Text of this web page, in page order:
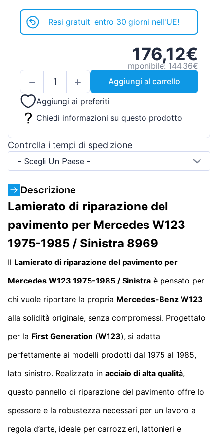
Resi gratuiti entro 30 giorni nell'UE!
176,12€
Imponibile: 144,36€
Aggiungi al carrello
Aggiungi ai preferiti
Chiedi informazioni su questo prodotto
Controlla i tempi di spedizione
- Scegli Un Paese -
Descrizione
Lamierato di riparazione del
pavimento per Mercedes W123
1975-1985 / Sinistra 8969
Il Lamierato di riparazione del pavimento per
Mercedes W123 1975-1985 / Sinistra è pensato per
chi vuole riportare la propria Mercedes-Benz W123
alla solidità originale, senza compromessi. Progettato
per la First Generation (W123), si adatta
perfettamente ai modelli prodotti dal 1975 al 1985,
lato sinistro. Realizzato in acciaio di alta qualità,
questo pannello di riparazione del pavimento offre lo
spessore e la robustezza necessari per un lavoro a
regola d’arte, ideale per carrozzieri, lattonieri e